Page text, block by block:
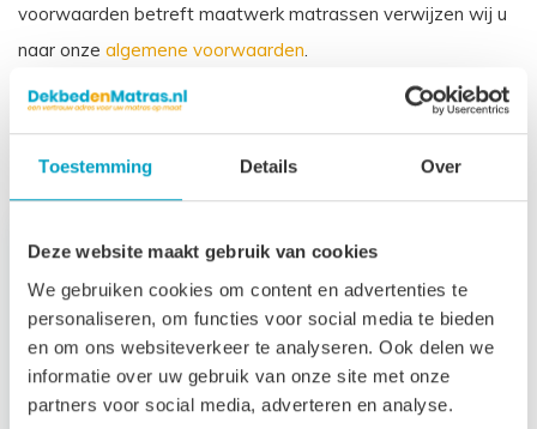
Toestemming Details Over
Deze website maakt gebruik van cookies
We gebruiken cookies om content en advertenties te
personaliseren, om functies voor social media te bieden
en om ons websiteverkeer te analyseren. Ook delen we
informatie over uw gebruik van onze site met onze
partners voor social media, adverteren en analyse.
voorwaarden betreft maatwerk matrassen verwijzen wij u
naar onze algemene voorwaarden.
Prijs is inclusief wettelijke verwijderingsbijdrage
Gerelateerde producten